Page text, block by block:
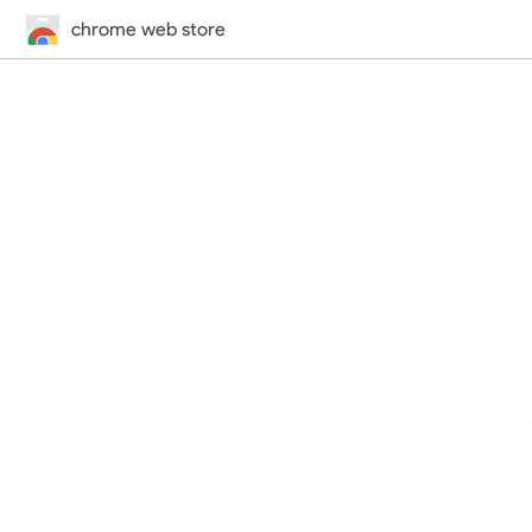
chrome web store